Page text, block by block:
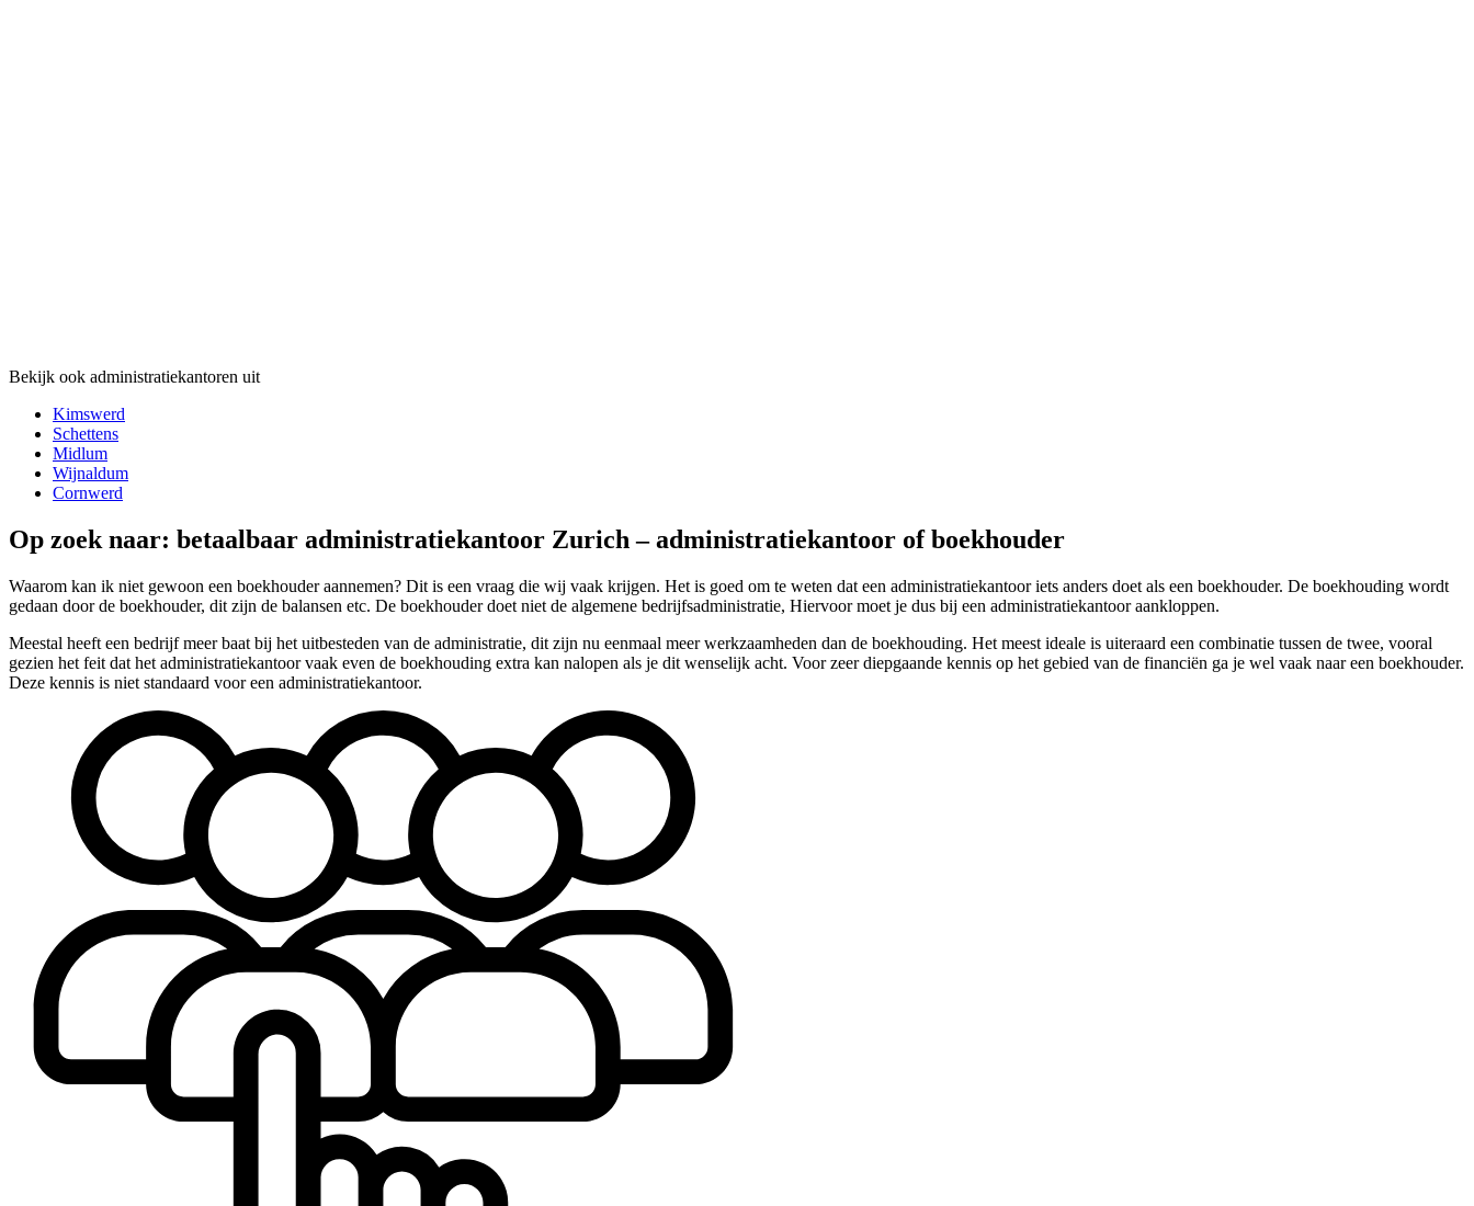
Bekijk ook administratiekantoren uit
Kimswerd
Schettens
Midlum
Wijnaldum
Cornwerd
Op zoek naar: betaalbaar administratiekantoor Zurich – administratiekantoor of boekhouder
Waarom kan ik niet gewoon een boekhouder aannemen? Dit is een vraag die wij vaak krijgen. Het is goed om te weten dat een administratiekantoor iets anders doet als een boekhouder. De boekhouding wordt
gedaan door de boekhouder, dit zijn de balansen etc. De boekhouder doet niet de algemene bedrijfsadministratie, Hiervoor moet je dus bij een administratiekantoor aankloppen.
Meestal heeft een bedrijf meer baat bij het uitbesteden van de administratie, dit zijn nu eenmaal meer werkzaamheden dan de boekhouding. Het meest ideale is uiteraard een combinatie tussen de twee, vooral
gezien het feit dat het administratiekantoor vaak even de boekhouding extra kan nalopen als je dit wenselijk acht. Voor zeer diepgaande kennis op het gebied van de financiën ga je wel vaak naar een boekhouder.
Deze kennis is niet standaard voor een administratiekantoor.